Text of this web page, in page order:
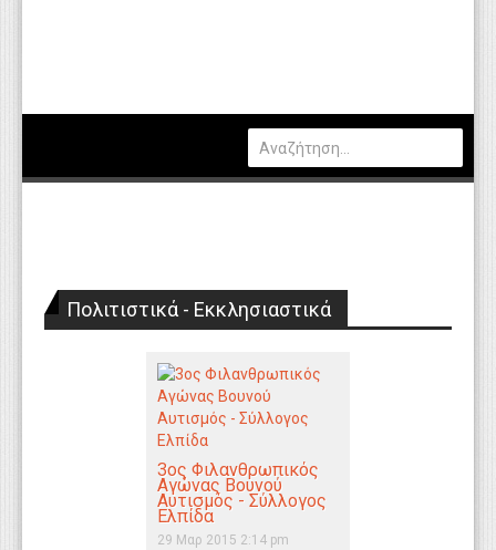
Πολιτιστικά - Εκκλησιαστικά
3ος Φιλανθρωπικός
Αγώνας Βουνού
Αυτισμός - Σύλλογος
Ελπίδα
29 Μαρ 2015 2:14 pm
Καιρός
Τεχνολογία
Βιβλιοθήκη Απόψεων
Κυτίο Παραπόνων Πολιτών